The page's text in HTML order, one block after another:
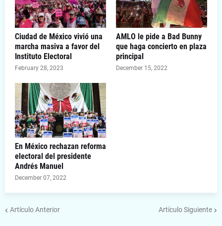
Ciudad de México vivió una
marcha masiva a favor del
Instituto Electoral
February 28, 2023
AMLO le pide a Bad Bunny
que haga concierto en plaza
principal
December 15, 2022
En México rechazan reforma
electoral del presidente
Andrés Manuel
December 07, 2022
Artículo Anterior Artículo Siguiente